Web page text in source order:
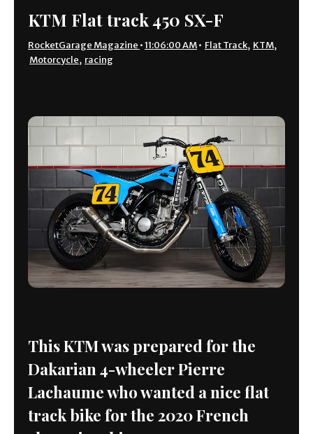
KTM Flat track 450 SX-F
RocketGarage Magazine •11:06:00 AM• Flat Track, KTM,
Motorcycle, racing
This KTM was prepared for the
Dakarian 4-wheeler Pierre
Lachaume who wanted a nice flat
track bike for the 2020 French